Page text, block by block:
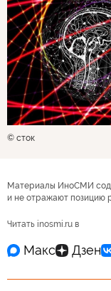
© сток
Материалы ИноСМИ
и не отражают
Читать inosmi.ru в